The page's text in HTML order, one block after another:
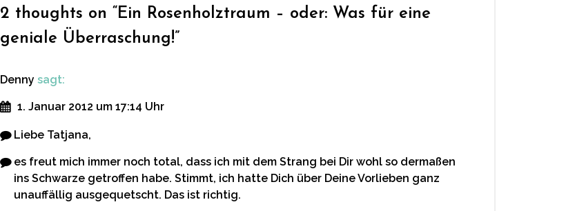
2 thoughts on “Ein Rosenholztraum – oder: Was für eine
geniale Überraschung!”
Denny sagt:
1. Januar 2012 um 17:14 Uhr
Liebe Tatjana,
es freut mich immer noch total, dass ich mit dem Strang bei Dir wohl so dermaßen
ins Schwarze getroffen habe. Stimmt, ich hatte Dich über Deine Vorlieben ganz
unauffällig ausgequetscht. Das ist richtig.